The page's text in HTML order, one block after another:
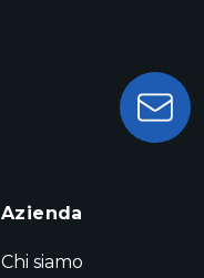
Azienda
Chi siamo